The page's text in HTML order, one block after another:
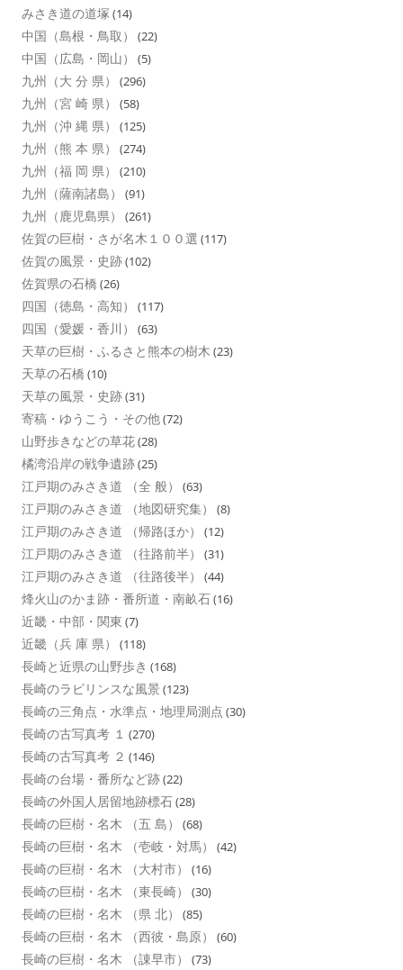
みさき道の道塚 (14)
中国（島根・鳥取） (22)
中国（広島・岡山） (5)
九州（大 分 県） (296)
九州（宮 崎 県） (58)
九州（沖 縄 県） (125)
九州（熊 本 県） (274)
九州（福 岡 県） (210)
九州（薩南諸島） (91)
九州（鹿児島県） (261)
佐賀の巨樹・さが名木１００選 (117)
佐賀の風景・史跡(102)
佐賀県の石橋 (26)
四国（徳島・高知） (117)
四国（愛媛・香川） (63)
天草の巨樹・ふるさと熊本の樹木 (23)
天草の石橋 (10)
天草の風景・史跡(31)
寄稿・ゆうこう・その他(72)
山野歩きなどの草花(28)
橘湾沿岸の戦争遺跡(25)
江戸期のみさき道 （全 般） (63)
江戸期のみさき道 （地図研究集） (8)
江戸期のみさき道 （帰路ほか） (12)
江戸期のみさき道 （往路前半） (31)
江戸期のみさき道 （往路後半） (44)
烽火山のかま跡・番所道・南畝石(16)
近畿・中部・関東 (7)
近畿（兵 庫 県） (118)
長崎と近県の山野歩き (168)
長崎のラビリンスな風景 (123)
長崎の三角点・水準点・地理局測点 (30)
長崎の古写真考 １ (270)
長崎の古写真考 ２ (146)
長崎の台場・番所など跡(22)
長崎の外国人居留地跡標石(28)
長崎の巨樹・名木 （五 島） (68)
長崎の巨樹・名木 （壱岐・対馬） (42)
長崎の巨樹・名木 （大村市） (16)
長崎の巨樹・名木 （東長崎） (30)
長崎の巨樹・名木 （県 北） (85)
長崎の巨樹・名木 （西彼・島原） (60)
長崎の巨樹・名木 （諌早市） (73)